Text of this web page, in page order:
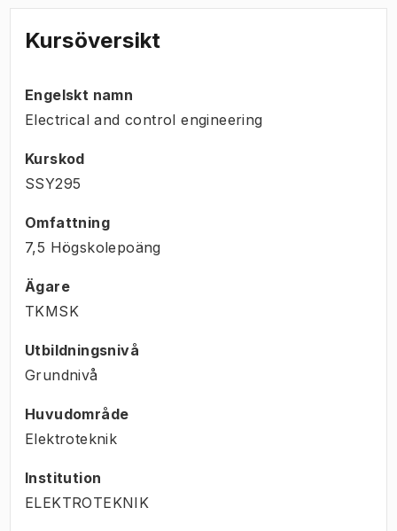
Kursöversikt
Engelskt namn
Electrical and control engineering
Kurskod
SSY295
Omfattning
7,5 Högskolepoäng
Ägare
TKMSK
Utbildningsnivå
Grundnivå
Huvudområde
Elektroteknik
Institution
ELEKTROTEKNIK